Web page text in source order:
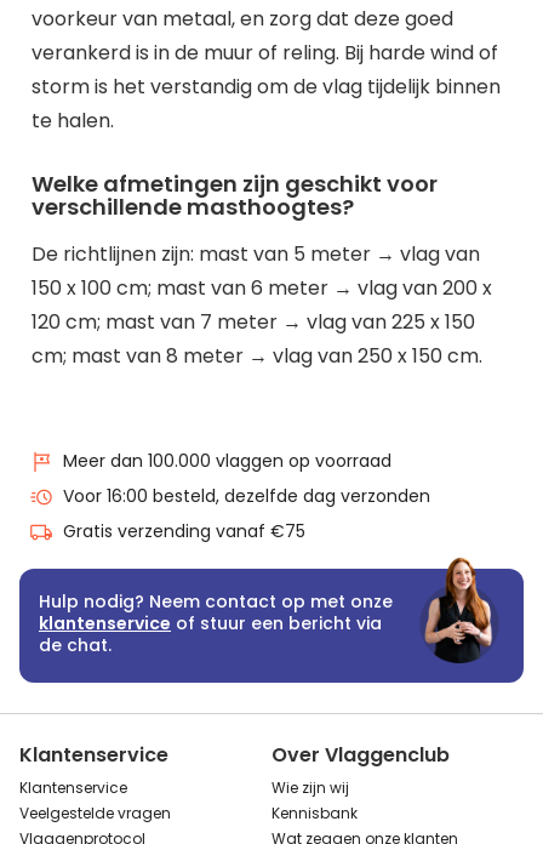
voorkeur van metaal, en zorg dat deze goed
verankerd is in de muur of reling. Bij harde wind of
storm is het verstandig om de vlag tijdelijk binnen
te halen.
Welke afmetingen zijn geschikt voor
verschillende masthoogtes?
De richtlijnen zijn: mast van 5 meter → vlag van
150 x 100 cm; mast van 6 meter → vlag van 200 x
120 cm; mast van 7 meter → vlag van 225 x 150
cm; mast van 8 meter → vlag van 250 x 150 cm.
Meer dan 100.000 vlaggen op voorraad
Voor 16:00 besteld, dezelfde dag verzonden
Gratis verzending vanaf €75
Hulp nodig? Neem contact op met onze
klantenservice of stuur een bericht via
de chat.
Klantenservice
Klantenservice
Veelgestelde vragen
Vlaggenprotocol
Over Vlaggenclub
Wie zijn wij
Kennisbank
Wat zeggen onze klanten